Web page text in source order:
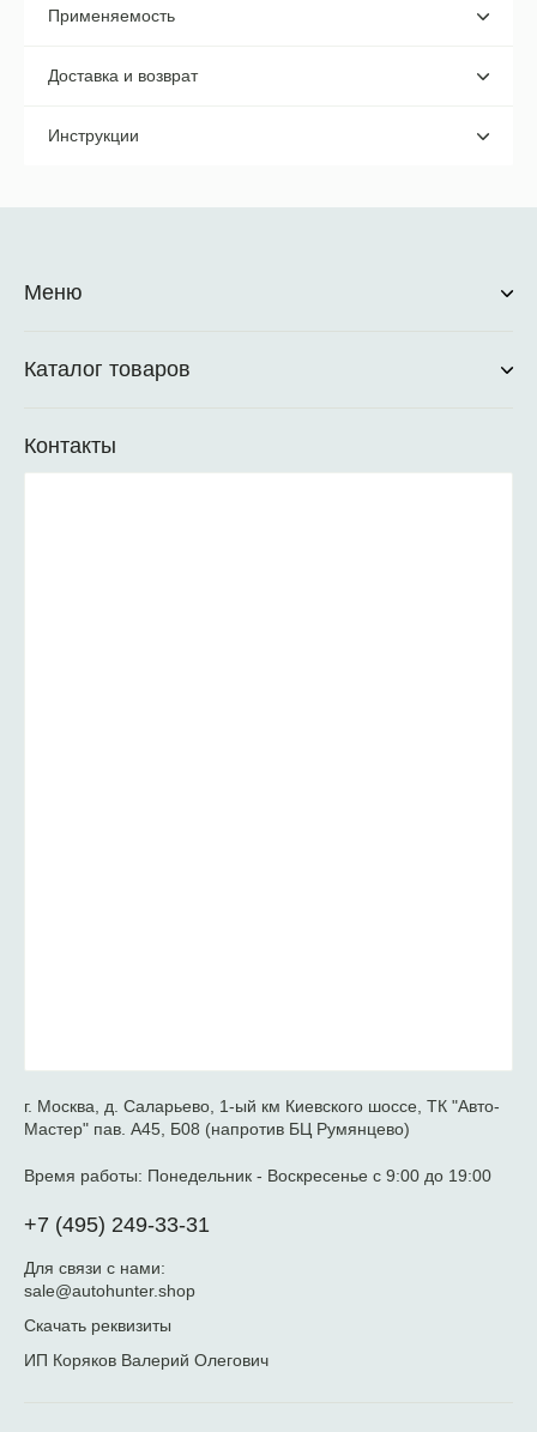
Применяемость
Доставка и возврат
Инструкции
Меню
Каталог товаров
Контакты
г. Москва, д. Саларьево, 1-ый км Киевского шоссе, ТК "Авто-
Мастер" пав. А45, Б08 (напротив БЦ Румянцево)
Время работы: Понедельник - Воскресенье с 9:00 до 19:00
+7 (495) 249-33-31
Для связи с нами:
sale@autohunter.shop
Скачать реквизиты
ИП Коряков Валерий Олегович